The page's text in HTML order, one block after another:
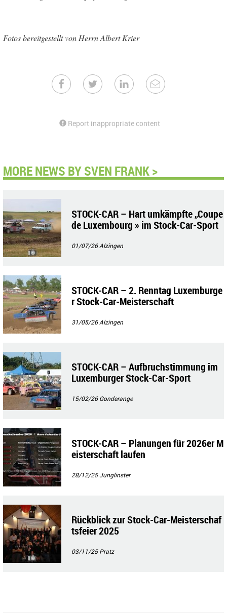
Fotos bereitgestellt von Herrn Albert Krier
Report inappropriate content
MORE NEWS BY SVEN FRANK >
STOCK-CAR – Hart umkämpfte „Coupe
de Luxembourg » im Stock-Car-Sport
01/07/26Alzingen
STOCK-CAR – 2. Renntag Luxemburge
r Stock-Car-Meisterschaft
31/05/26Alzingen
STOCK-CAR – Aufbruchstimmung im
Luxemburger Stock-Car-Sport
15/02/26Gonderange
STOCK-CAR – Planungen für 2026er M
eisterschaft laufen
28/12/25Junglinster
Rückblick zur Stock-Car-Meisterschaf
tsfeier 2025
03/11/25Pratz